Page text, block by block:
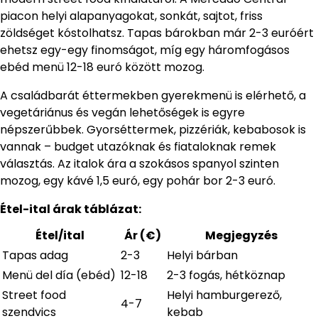
piacon helyi alapanyagokat, sonkát, sajtot, friss
zöldséget kóstolhatsz. Tapas bárokban már 2-3 euróért
ehetsz egy-egy finomságot, míg egy háromfogásos
ebéd menü 12-18 euró között mozog.
A családbarát éttermekben gyerekmenü is elérhető, a
vegetáriánus és vegán lehetőségek is egyre
népszerűbbek. Gyorséttermek, pizzériák, kebabosok is
vannak – budget utazóknak és fiataloknak remek
választás. Az italok ára a szokásos spanyol szinten
mozog, egy kávé 1,5 euró, egy pohár bor 2-3 euró.
Étel-ital árak táblázat:
Étel/ital
Ár (€)
Megjegyzés
Tapas adag
2-3
Helyi bárban
Menü del día (ebéd) 12-18
2-3 fogás, hétköznap
Street food
szendvics
4-7
Helyi hamburgerező,
kebab